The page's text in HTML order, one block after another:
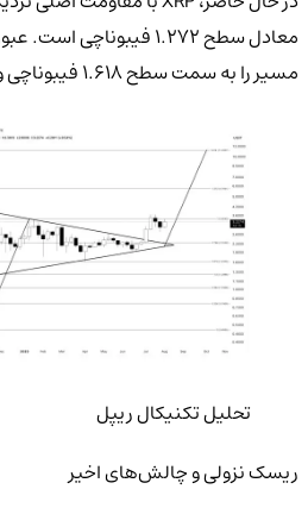
معادل سطح ۱.۲۷۲ فیبوناچی
مسیر را به سمت سطح ۱.۶۱۸ فیبوناچی و هدف ۱۱ دلار باز کند.
تحلیل تکنیکال ریپل
ریسک نزولی و چالش‌های اخیر